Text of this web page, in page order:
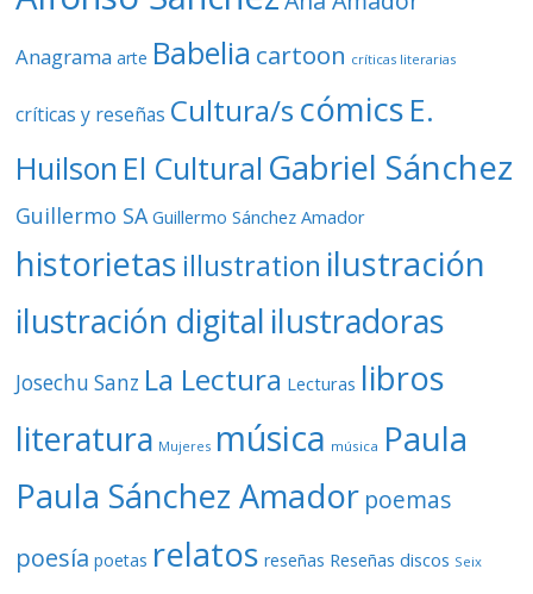
Anagrama arte Babelia cartoon críticas literarias
críticas y reseñas Cultura/s cómics E.
Huilson El Cultural Gabriel Sánchez
Guillermo SA Guillermo Sánchez Amador
historietas illustration ilustración
ilustración digital ilustradoras
Josechu Sanz La Lectura Lecturas libros
literatura Mujeres música música Paula
Paula Sánchez Amador poemas
poesía poetas relatos reseñas Reseñas discos Seix